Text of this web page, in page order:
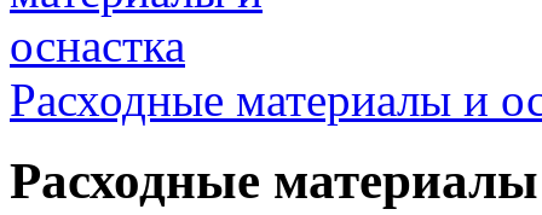
Расходные материалы и
Расходные